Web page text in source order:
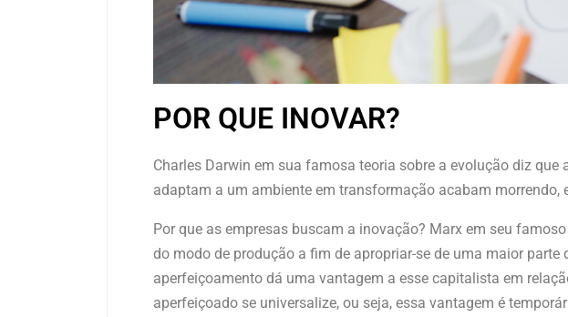
POR QUE INOVAR?
Charles Darwin em sua famosa teoria sobre a evolução diz
adaptam a um ambiente em transformação acabam
Por que as empresas buscam a inovação? Marx em seu
do modo de produção a fim de apropriar-se de uma maior
aperfeiçoamento dá uma vantagem a esse capitalista em
aperfeiçoado se universalize, ou seja, essa vantagem é